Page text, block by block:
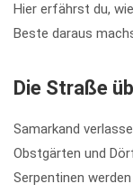
Hier erfährst du,
Beste daraus
Die Straße
Samarkand
Obstgärten und
Serpentinen